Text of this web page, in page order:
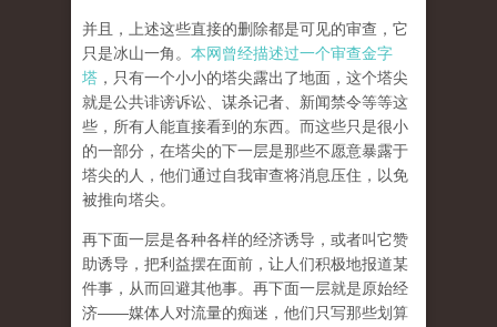
并且，上述这些直接的删除都是可见的审查，它
只是冰山一角。 本网曾经描述过一个审查金字
塔 ，只有一个小小的塔尖露出了地面，这个塔尖
就是公共诽谤诉讼、谋杀记者、新闻禁令等等这
些，所有人能直接看到的东西。而这些只是很小
的一部分，在塔尖的下一层是那些不愿意暴露于
塔尖的人，他们通过自我审查将消息压住，以免
被推向塔尖。
再下面一层是各种各样的经济诱导，或者叫它赞
助诱导，把利益摆在面前，让人们积极地报道某
件事，从而回避其他事。再下面一层就是原始经
济——媒体人对流量的痴迷，他们只写那些划算